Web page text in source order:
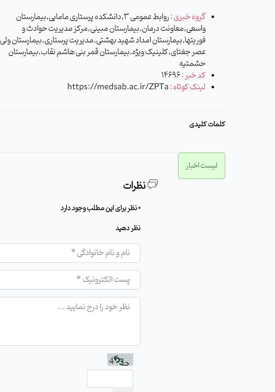
گروه خبری :
روابط عمومی 3,دانشکده پرستاری مامایی,بیمارستان
واسعی,معاونت درمان,بیمارستان مبینی,مرکز مدیریت حوادث و
فوریتها,بیمارستان امداد شهید بهشتی,مدیریت پرستاری,بیمارستان ولی
عصر جغتای,کلینیک ویژه,بیمارستان قمر بنی هاشم نقاب,بیمارستان
حشمتیه
کد خبر :14696
لینک کوتاه :https://medsab.ac.ir/ZPTa
کلمات کلیدی
لیست اخبار
نظرات
0 نظر برای این مطلب وجود دارد
نظر دهید